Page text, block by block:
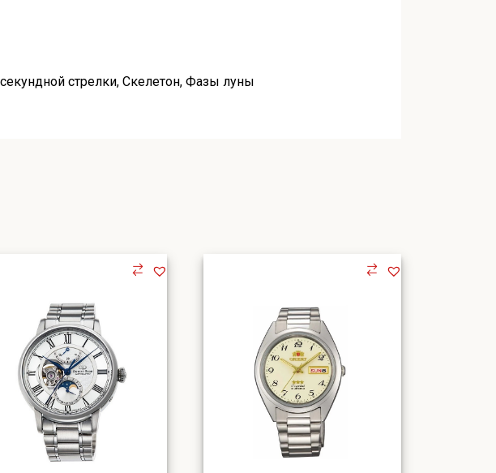
стрелки, Скелетон, Фазы луны